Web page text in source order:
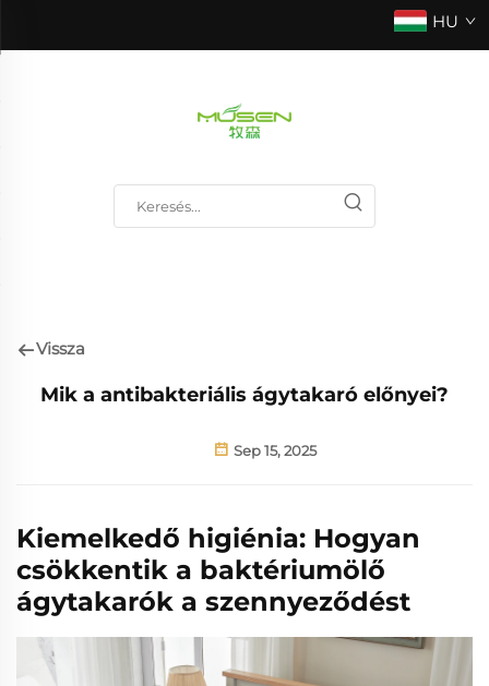
HU
Vissza
Mik a antibakteriális ágytakaró előnyei?
Sep 15, 2025
Kiemelkedő higiénia: Hogyan
csökkentik a baktériumölő
ágytakarók a szennyeződést